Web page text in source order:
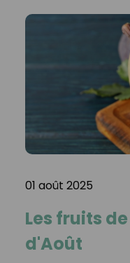
01 août 2025
Les fruits
d'Août